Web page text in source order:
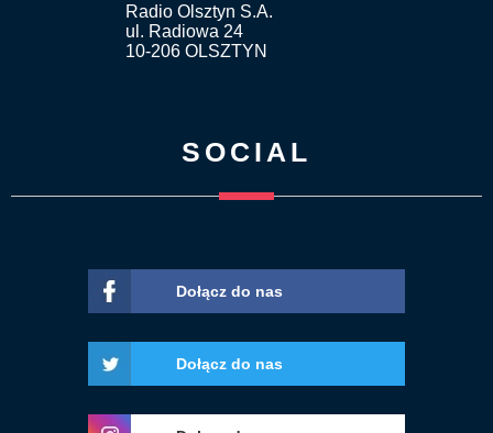
Radio Olsztyn S.A.
ul. Radiowa 24
10-206 OLSZTYN
SOCIAL
Dołącz do nas
Dołącz do nas